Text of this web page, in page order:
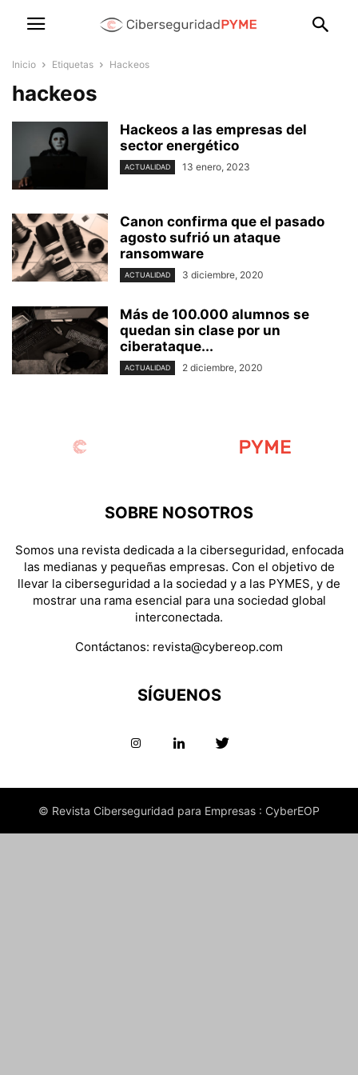
Inicio Etiquetas Hackeos
hackeos
Hackeos a las empresas del
sector energético
ACTUALIDAD 13 enero, 2023
Canon confirma que el pasado
agosto sufrió un ataque
ransomware
ACTUALIDAD 3 diciembre, 2020
Más de 100.000 alumnos se
quedan sin clase por un
ciberataque...
ACTUALIDAD 2 diciembre, 2020
SOBRE NOSOTROS
Somos una revista dedicada a la ciberseguridad, enfocada
las medianas y pequeñas empresas. Con el objetivo de
llevar la ciberseguridad a la sociedad y a las PYMES, y de
mostrar una rama esencial para una sociedad global
interconectada.
Contáctanos: revista@cybereop.com
SÍGUENOS
© Revista Ciberseguridad para Empresas : CyberEOP